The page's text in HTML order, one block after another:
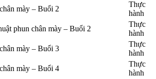
mày – Buổi 2
Thực
hành
phun chân mày – Buổi 2
Thực
hành
mày – Buổi 3
Thực
hành
mày – Buổi 4
Thực
hành